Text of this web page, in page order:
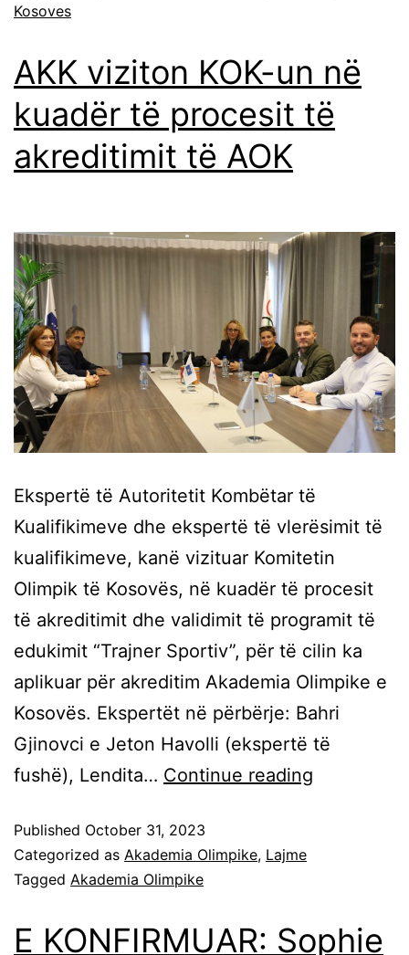
Kosoves
AKK viziton KOK-un në
kuadër të procesit të
akreditimit të AOK
Ekspertë të Autoritetit Kombëtar të
Kualifikimeve dhe ekspertë të vlerësimit të
kualifikimeve, kanë vizituar Komitetin
Olimpik të Kosovës, në kuadër të procesit
të akreditimit dhe validimit të programit të
edukimit “Trajner Sportiv”, për të cilin ka
aplikuar për akreditim Akademia Olimpike e
Kosovës. Ekspertët në përbërje: Bahri
Gjinovci e Jeton Havolli (ekspertë të
fushë), Lendita… Continue reading
Published October 31, 2023
Categorized as Akademia Olimpike, Lajme
Tagged Akademia Olimpike
E KONFIRMUAR: Sophie